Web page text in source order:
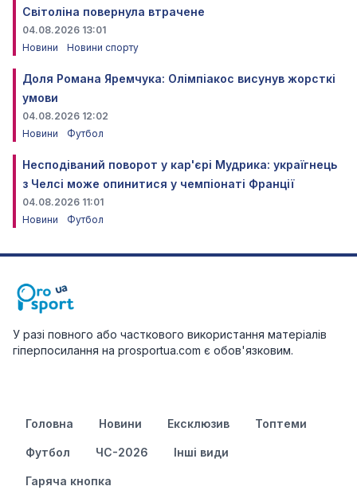
Світоліна повернула втрачене
04.08.2026 13:01
Новини
Новини спорту
Доля Романа Яремчука: Олімпіакос висунув жорсткі
умови
04.08.2026 12:02
Новини
Футбол
Несподіваний поворот у кар'єрі Мудрика: україгнець
з Челсі може опинитися у чемпіонаті Франції
04.08.2026 11:01
Новини
Футбол
У разі повного або часткового використання матеріалів
гіперпосилання на prosportua.com є обов'язковим.
Головна Новини Ексклюзив Топтеми
Футбол ЧС-2026 Інші види
Гаряча кнопка